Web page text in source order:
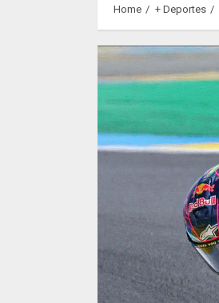
Home + Deportes